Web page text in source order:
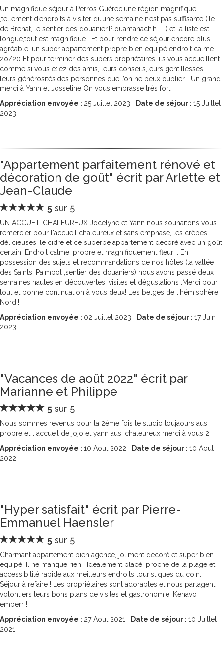
Un magnifique séjour à Perros Guérec,une région magnifique
,tellement d’endroits à visiter qu’une semaine n’est pas suffisante (ile
de Brehat, le sentier des douanier,Plouamanach’h......) et la liste est
longue,tout est magnifique . Et pour rendre ce séjour encore plus
agréable, un super appartement propre bien équipé endroit calme
2o/20 Et pour terminer des supers propriétaires, ils vous accueillent
comme si vous étiez des amis, leurs conseils,leurs gentillesses,
leurs générosités,des personnes que l’on ne peux oublier... Un grand
merci à Yann et Josseline On vous embrasse très fort
Appréciation envoyée : 25 Juillet 2023 | Date de séjour : 15 Juillet
2023
"Appartement parfaitement rénové et
décoration de goût" écrit par Arlette et
Jean-Claude
5 sur 5
UN ACCUEIL CHALEUREUX Jocelyne et Yann nous souhaitons vous
remercier pour l'accueil chaleureux et sans emphase, les crêpes
délicieuses, le cidre et ce superbe appartement décoré avec un goût
certain. Endroit calme ,propre et magnifiquement fleuri . En
possession des sujets et recommandations de nos hôtes (la vallée
des Saints, Paimpol ,sentier des douaniers) nous avons passé deux
semaines hautes en découvertes, visites et dégustations .Merci pour
tout et bonne continuation à vous deux! Les belges de l'hémisphère
Nord!!
Appréciation envoyée : 02 Juillet 2023 | Date de séjour : 17Juin
2023
"Vacances de août 2022" écrit par
Marianne et Philippe
5 sur 5
Nous sommes revenus pour la 2ème fois le studio toujaours ausi
propre et l accueil de jojo et yann ausi chaleureux merci à vous 2
Appréciation envoyée : 10 Aout 2022 | Date de séjour : 10 Aout
2022
"Hyper satisfait" écrit par Pierre-
Emmanuel Haensler
5 sur 5
Charmant appartement bien agencé, joliment décoré et super bien
équipé. Il ne manque rien ! Idéalement placé, proche de la plage et
accessibilité rapide aux meilleurs endroits touristiques du coin.
Séjour à refaire ! Les propriétaires sont adorables et nous partagent
volontiers leurs bons plans de visites et gastronomie. Kenavo
emberr !
Appréciation envoyée : 27Aout 2021 | Date de séjour : 10 Juillet
2021